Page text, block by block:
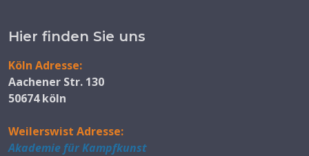
Hier finden Sie uns
Köln Adresse:
Aachener Str. 130
50674 köln
Weilerswist Adresse:
Akademie für Kampfkunst